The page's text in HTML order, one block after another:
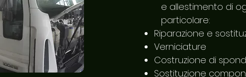
e allestimento di
particolare:
Riparazione e
Verniciature
Costruzione di
Sostituzione